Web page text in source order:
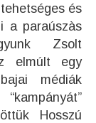
és
a paraúszàs
Zsolt
elmúlt egy
médiák
Hosszú